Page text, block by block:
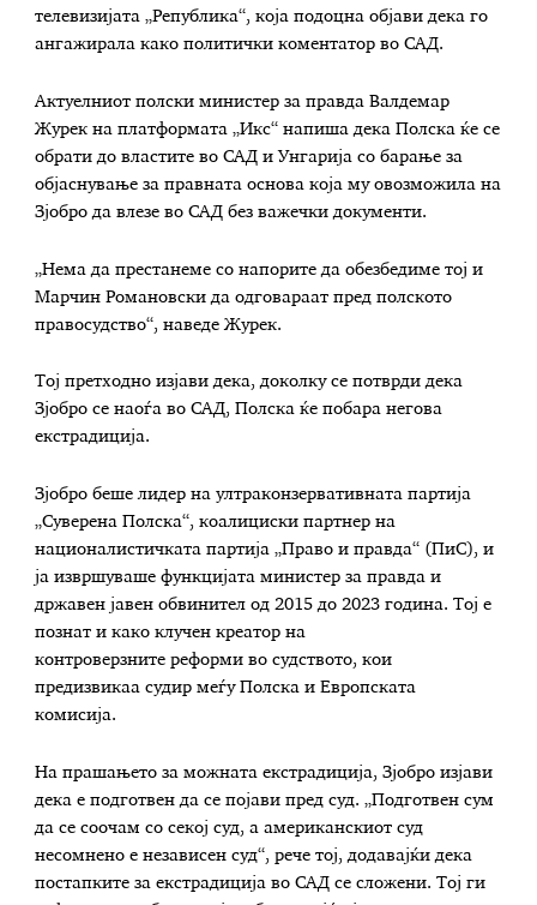
телевизијата „Република“, која подоцна објави дека го
ангажирала како политички коментатор во САД.
Актуелниот полски министер за правда Валдемар
Журек на платформата „Икс“ напиша дека Полска ќе се
обрати до властите во САД и Унгарија со барање за
објаснување за правната основа која му овозможила на
Зјобро да влезе во САД без важечки документи.
„Нема да престанеме со напорите да обезбедиме тој и
Марчин Романовски да одговараат пред полското
правосудство“, наведе Журек.
Тој претходно изјави дека, доколку се потврди дека
Зјобро се наоѓа во САД, Полска ќе побара негова
екстрадиција.
Зјобро беше лидер на ултраконзервативната партија
„Суверена Полска“, коалициски партнер на
националистичката партија „Право и правда“ (ПиС), и
ја извршуваше функцијата министер за правда и
државен јавен обвинител од 2015 до 2023 година. Тој е
познат и како клучен креатор на
контроверзните реформи во судството, кои
предизвикаа судир меѓу Полска и Европската
комисија.
На прашањето за можната екстрадиција, Зјобро изјави
дека е подготвен да се појави пред суд. „Подготвен сум
да се соочам со секој суд, а американскиот суд
несомнено е независен суд“, рече тој, додавајќи дека
постапките за екстрадиција во САД се сложени. Тој ги